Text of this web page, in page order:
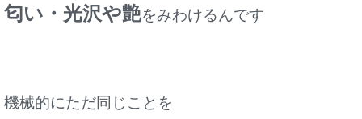
匂い・光沢や艶をみわけるんです
機械的にただ同じことを